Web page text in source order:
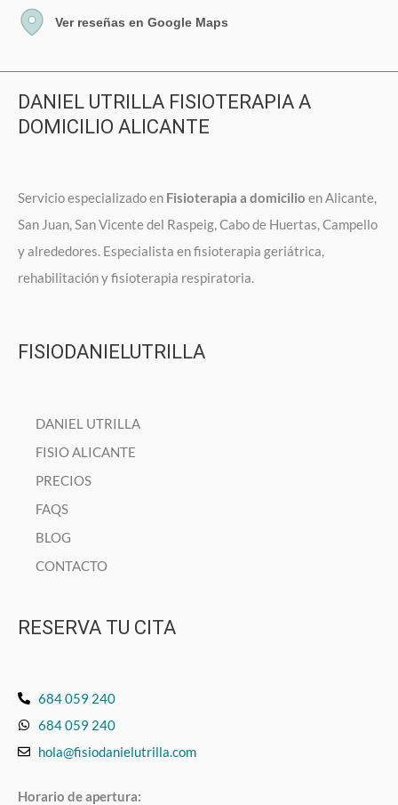
Ver reseñas en Google Maps
DANIEL UTRILLA FISIOTERAPIA A
DOMICILIO ALICANTE
Servicio especializado en Fisioterapia a domicilio en Alicante,
San Juan, San Vicente del Raspeig, Cabo de Huertas, Campello
y alrededores. Especialista en fisioterapia geriátrica,
rehabilitación y fisioterapia respiratoria.
FISIODANIELUTRILLA
DANIEL UTRILLA
FISIO ALICANTE
PRECIOS
FAQS
BLOG
CONTACTO
RESERVA TU CITA
684 059 240
684 059 240
hola@fisiodanielutrilla.com
Horario de apertura: